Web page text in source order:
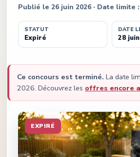
Publié le 26 juin 2026 · Date limite :
STATUT
Expiré
DATE
28
Ce concours est terminé. La date
2026. Découvrez les offres encore
EXPIRÉ